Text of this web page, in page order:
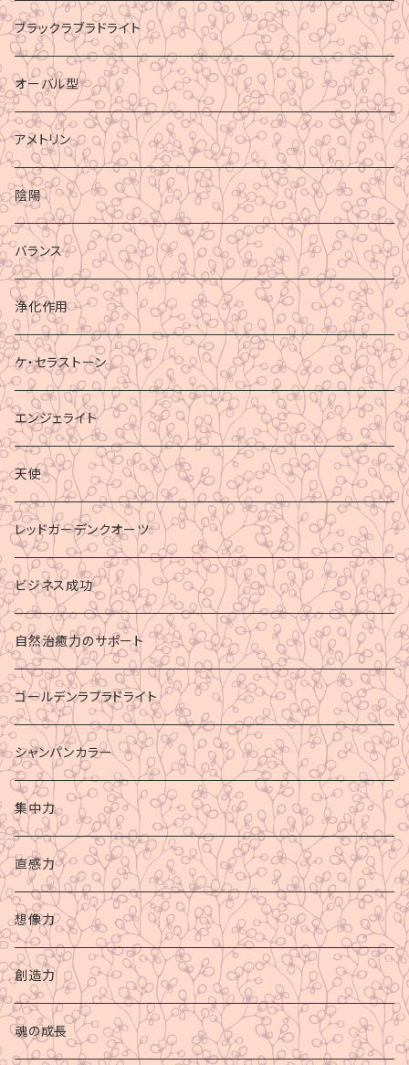
ブラックラブラドライト
オーバル型
アメトリン
陰陽
バランス
浄化作用
ケ・セラストーン
エンジェライト
天使
レッドガーデンクオーツ
ビジネス成功
自然治癒力のサポート
ゴールデンラブラドライト
シャンパンカラー
集中力
直感力
想像力
創造力
魂の成長